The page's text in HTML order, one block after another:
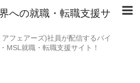
への就職・転職支援サ
フェアーズ)社員が配信するバイ
MSL就職・転職支援サイト！